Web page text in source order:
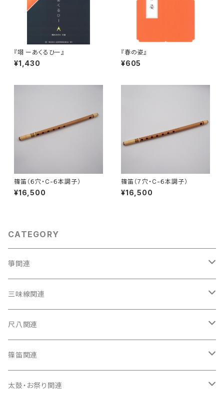
『翊 ーあくるひー』
¥1,430
『春の姿』
¥605
篠笛（６穴・C-６本調子）
¥16,500
篠笛（７穴・C-６本調子）
¥16,500
CATEGORY
箏関連
箏（本体）
箏カバー
箏袋
口前袋・尾布
三味線関連
三味線（本体）
三味線ケース
長トランク・三ツ折トランク
雨用カバー
尺八関連
尺八（本体）
尺八袋
篠笛関連
篠笛（本体）
太鼓・お祭り関連